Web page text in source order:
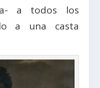
a todos los
a una casta